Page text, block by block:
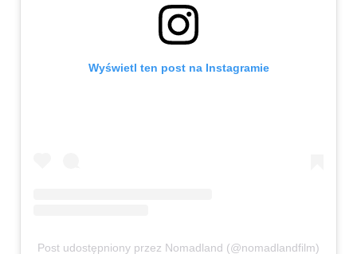
Wyświetl ten post na Instagramie
Post udostępniony przez Nomadland (@nomadlandfilm)